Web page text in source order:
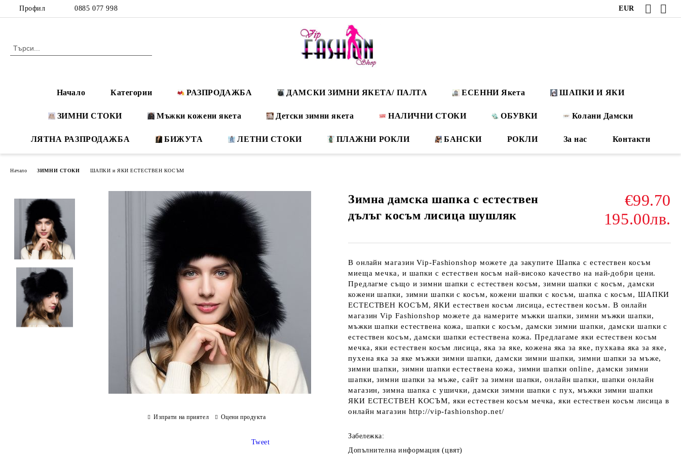
Профил 0885 077 998 EUR
Начало Категории РАЗПРОДАЖБА ДАМСКИ ЗИМНИ ЯКЕТА/ ПАЛТА ЕСЕННИ Якета ШАПКИ И ЯКИ
ЗИМНИ СТОКИ Мъжки кожени якета Детски зимни якета НАЛИЧНИ СТОКИ ОБУВКИ Колани Дамски
ЛЯТНА РАЗПРОДАЖБА БИЖУТА ЛЕТНИ СТОКИ ПЛАЖНИ РОКЛИ БАНСКИ РОКЛИ За нас Контакти
Начало ЗИМНИ СТОКИ ШАПКИ и ЯКИ ЕСТЕСТВЕН КОСЪМ
Зимна дамска шапка с естествен
дълъг косъм лисица шушляк
€99.70
195.00лв.
В онлайн магазин Vip-Fashionshop можете да закупите Шапка с естествен косъм
миеща мечка, и шапки с естествен косъм най-високо качество на най-добри цени.
Предлагме също и зимни шапки с естествен косъм, зимни шапки с косъм, дамски
кожени шапки, зимни шапки с косъм, кожени шапки с косъм, шапка с косъм, ШАПКИ
ЕСТЕСТВЕН КОСЪМ, ЯКИ естествен косъм лисица, естествен косъм. В онлайн
магазин Vip Fashionshop можете да намерите мъжки шапки, зимни мъжки шапки,
мъжки шапки естествена кожа, шапки с косъм, дамски зимни шапки, дамски шапки с
естествен косъм, дамски шапки естествена кожа. Предлагаме яки естествен косъм
мечка, яки естествен косъм лисица, яка за яке, кожена яка за яке, пухкава яка за яке,
пухена яка за яке мъжки зимни шапки, дамски зимни шапки, зимни шапки за мъже,
зимни шапки, зимни шапки естествена кожа, зимни шапки online, дамски зимни
шапки, зимни шапки за мъже, сайт за зимни шапки, онлайн шапки, шапки онлайн
магазин, зимна шапка с ушички, дамски зимни шапки с пух, мъжки зимни шапки
ЯКИ ЕСТЕСТВЕН КОСЪМ, яки естествен косъм мечка, яки естествен косъм лисица в
онлайн магазин http://vip-fashionshop.net/
Забележка:
Допълнителна информация (цвят)
Изпрати на приятел Оцени продукта
Tweet